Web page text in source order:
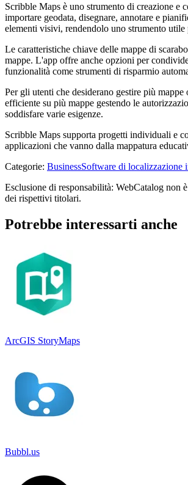
Scribble Maps è uno strumento di creazione e
importare geodata, disegnare, annotare e
elementi visivi, rendendolo uno strumento
Le caratteristiche chiave delle mappe di
mappe. L'app offre anche opzioni per
funzionalità come strumenti di risparmio
Per gli utenti che desiderano gestire più
efficiente su più mappe gestendo le
soddisfare varie esigenze.
Scribble Maps supporta progetti individuali e
applicazioni che vanno dalla mappatura
Categorie: BusinessSoftware di localizzazione
Esclusione di responsabilità: WebCatalog non
dei rispettivi titolari.
Potrebbe interessarti anche
ArcGIS StoryMaps
Bubbl.us